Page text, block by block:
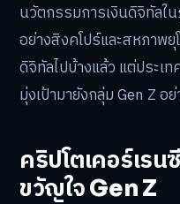
นวัตกรรมการเงินดิจิทัลใ
อย่างสิงคโปร์และสหภาพ
ดิจิทัลไปบ้างแล้ว แต่ประเ
มุ่งเป้ามายังกลุ่ม Gen Z อ
คริปโตเคอร์เร
ขวัญใจ Gen Z